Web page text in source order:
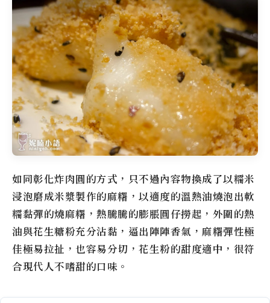
如同彰化炸肉圓的方式，只不過內容物換成了以糯米
浸泡磨成米漿製作的麻糬，以適度的溫熱油燒泡出軟
糯黏彈的燒麻糬，熱騰騰的膨脹圓仔撈起，外圍的熱
油與花生糖粉充分沾黏，逼出陣陣香氣，麻糬彈性極
佳極易拉扯，也容易分切，花生粉的甜度適中，很符
合現代人不嗜甜的口味。